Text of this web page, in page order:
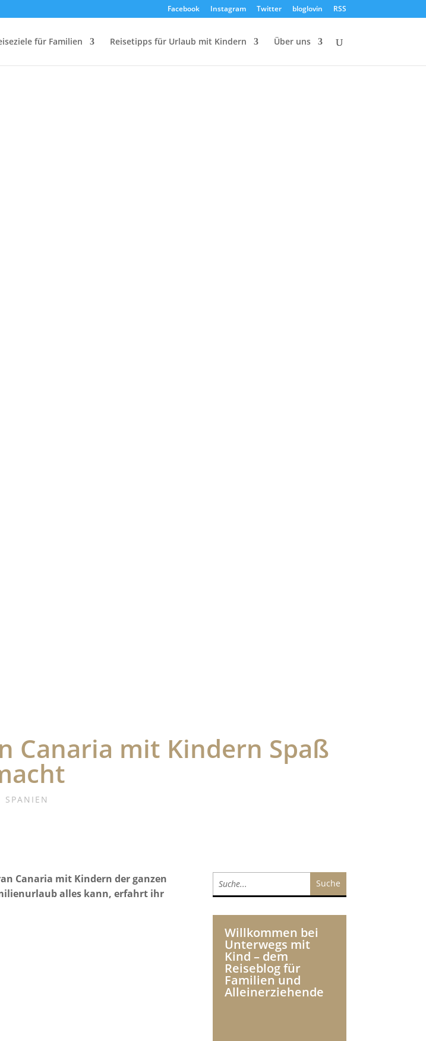
Facebook Instagram Twitter bloglovin RSS
für Familien Reisetipps für Urlaub mit Kindern Über uns
Canaria mit Kindern Spaß
SPANIEN
Canaria mit Kindern der ganzen
alles kann, erfahrt ihr
Willkommen bei
Unterwegs mit
Kind – dem
Reiseblog für
Familien und
Alleinerziehende